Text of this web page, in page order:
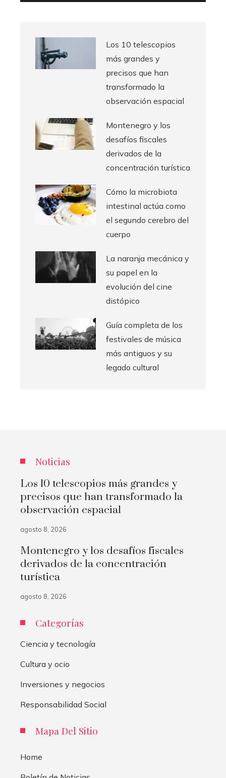
Los 10 telescopios
más grandes y
precisos que han
transformado la
observación espacial
Montenegro y los
desafíos fiscales
derivados de la
concentración turística
Cómo la microbiota
intestinal actúa como
el segundo cerebro del
cuerpo
La naranja mecánica y
su papel en la
evolución del cine
distópico
Guía completa de los
festivales de música
más antiguos y su
legado cultural
Noticias
Los 10 telescopios más grandes y
precisos que han transformado la
observación espacial
agosto 8, 2026
Montenegro y los desafíos fiscales
derivados de la concentración
turística
agosto 8, 2026
Categorías
Ciencia y tecnología
Cultura y ocio
Inversiones y negocios
Responsabilidad Social
Mapa Del Sitio
Home